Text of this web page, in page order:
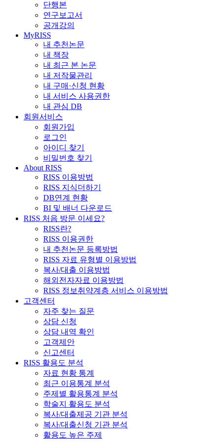
단행본
연구보고서
공개강의
MyRISS
내 추천논문
내 책장
내 최근 본 논문
내 저작물관리
내 구매·신청 현황
내 서비스 사용권한
내 관심 DB
회원서비스
회원가입
로그인
아이디 찾기
비밀번호 찾기
About RISS
RISS 이용방법
RISS 지식더하기
DB연계 현황
BI 및 배너 다운로드
RISS 처음 방문 이세요?
RISS란?
RISS 이용권한
내 추천논문 등록방법
RISS 자료 유형별 이용방법
복사/대출 이용방법
해외전자자료 이용방법
RISS 정보취약계층 서비스 이용방법
고객센터
자주 찾는 질문
상담 신청
상담 내역 확인
고객제안
신고센터
RISS 활용도 분석
자료 현황 통계
최근 이용통계 분석
주제별 활용통계 분석
학술지 활용도 분석
복사/대출제공 기관 분석
복사/대출신청 기관 분석
활용도 높은 주제